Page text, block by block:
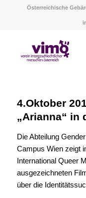
Österreichische
4.Oktober
„Arianna“ in
Die Abteilung
Campus Wien zeigt
International Queer
ausgezeichneten
über die